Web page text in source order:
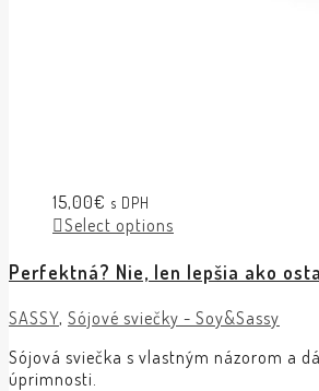
15,00€ s DPH
Select options
Perfektná? Nie, len lepšia ako
SASSY, Sójové sviečky - Soy&Sassy
Sójová sviečka s vlastným názorom a
úprimnosti.